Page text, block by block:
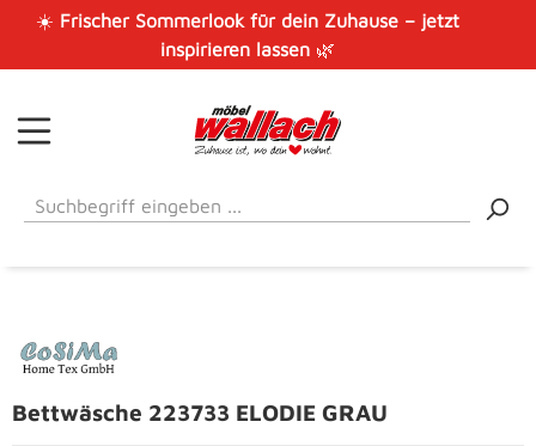
Zum Hauptinhalt springen
☀️ Frischer Sommerlook für dein Zuhause – jetzt
inspirieren lassen🌿
Bettwäsche 223733 ELODIE GRAU